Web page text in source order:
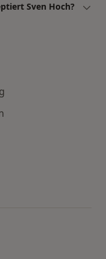
Sven Hoch?